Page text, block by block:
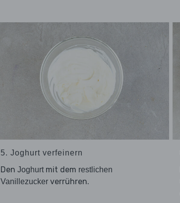
5. Joghurt verfeinern
Den Joghurtmit dem restlichen
Vanillezuckerverrühren.